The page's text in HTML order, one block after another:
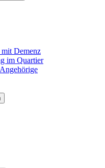
Demenz
im Quartier